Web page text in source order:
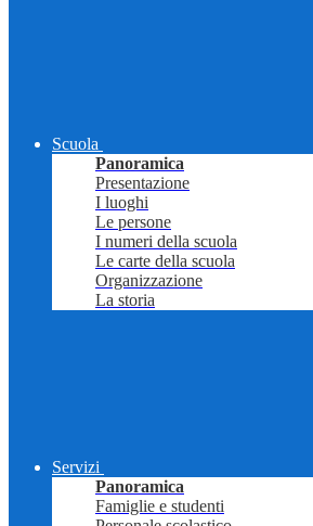
Scuola
Panoramica
Presentazione
I luoghi
Le persone
I numeri della scuola
Le carte della scuola
Organizzazione
La storia
Servizi
Panoramica
Famiglie e studenti